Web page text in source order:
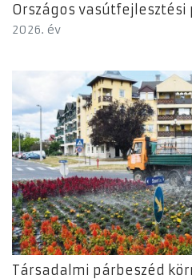
Országos vasútfejlesztési
2026. év
Társadalmi párbeszéd